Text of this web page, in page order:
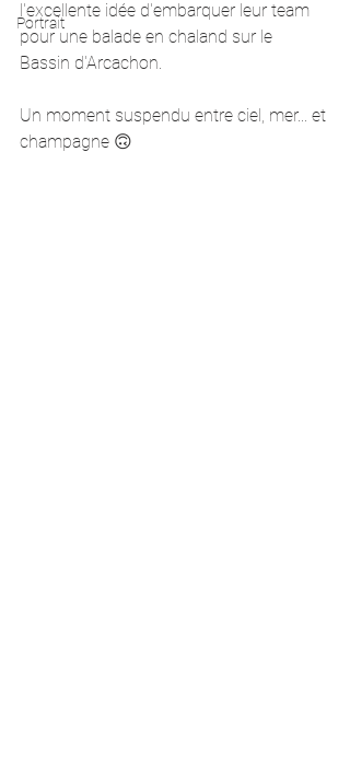
Portrait
l'excellente idée d'embarquer leur team
pour une balade en chaland sur le
Bassin d'Arcachon.
Un moment suspendu entre ciel, mer... et
champagne 🙃